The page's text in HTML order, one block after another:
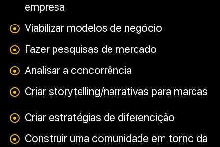
empresa
Viabilizar modelos de negócio
Fazer pesquisas de mercado
Analisar a concorrência
Criar storytelling/narrativas para marcas
Criar estratégias de diferencição
Construir uma comunidade em torno da